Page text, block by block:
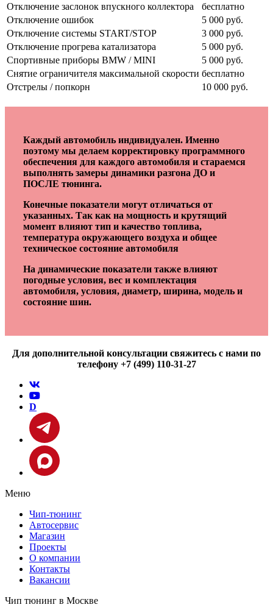
Отключение заслонок впускного коллектора
бесплатно
Отключение ошибок
5 000 руб.
Отключение системы START/STOP
3 000 руб.
Отключение прогрева катализатора
5 000 руб.
Спортивные приборы BMW / MINI
5 000 руб.
Снятие ограничителя максимальной скорости бесплатно
Отстрелы / попкорн
10 000 руб.
Каждый автомобиль индивидуален. Именно
поэтому мы делаем корректировку программного
обеспечения для каждого автомобиля и стараемся
выполнять замеры динамики разгона ДО и
ПОСЛЕ тюнинга.
Конечные показатели могут отличаться от
указанных. Так как на мощность и крутящий
момент влияют тип и качество топлива,
температура окружающего воздуха и общее
техническое состояние автомобиля
На динамические показатели также влияют
погодные условия, вес и комплектация
автомобиля, условия, диаметр, ширина, модель и
состояние шин.
Для дополнительной консультации свяжитесь с нами по
телефону +7 (499) 110-31-27
D
Меню
Чип-тюнинг
Автосервис
Магазин
Проекты
О компании
Контакты
Вакансии
Чип тюнинг в Москве